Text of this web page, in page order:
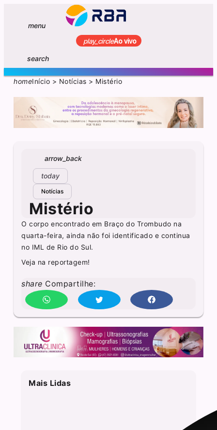
menu
play_circleAo vivo
search
homeInício > Notícias > Mistério
arrow_back
today
Notícias
Mistério
O corpo encontrado em Braço do Trombudo na
quarta-feira, ainda não foi identificado e continua
no IML de Rio do Sul.
Veja na reportagem!
share Compartilhe:
Mais Lidas